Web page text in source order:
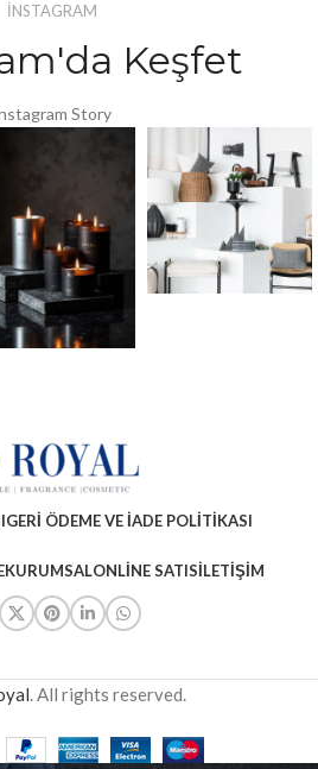
İNSTAGRAM
Keşfet
Story
GERI ÖDEME VE İADE POLITIKASI
KURUMSALONLINE SATISİLETIŞIM
. All rights reserved.